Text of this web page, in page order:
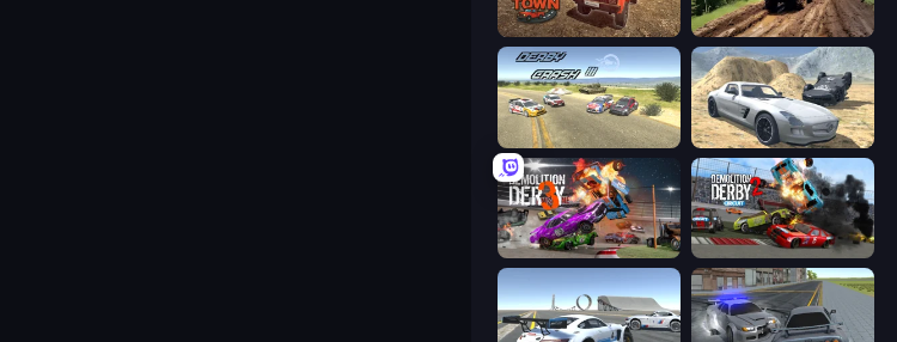
DriveTown Hill Travel 3D
Derby Crash 3 Derby Crash 2
Demolition Derby 3 Demolition Derby 2